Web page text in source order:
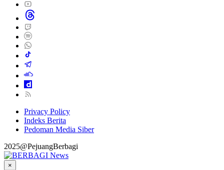
Privacy Policy
Indeks Berita
Pedoman Media Siber
2025@PejuangBerbagi
×